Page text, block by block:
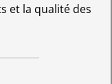
et la qualité des